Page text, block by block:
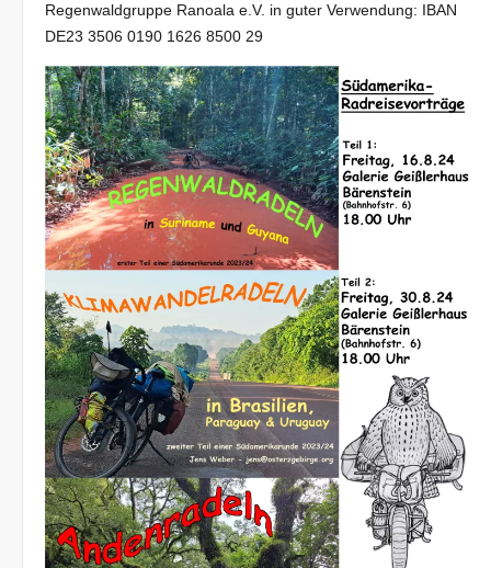
Regenwaldgruppe Ranoala e.V. in guter Verwendung: IBAN
DE23 3506 0190 1626 8500 29